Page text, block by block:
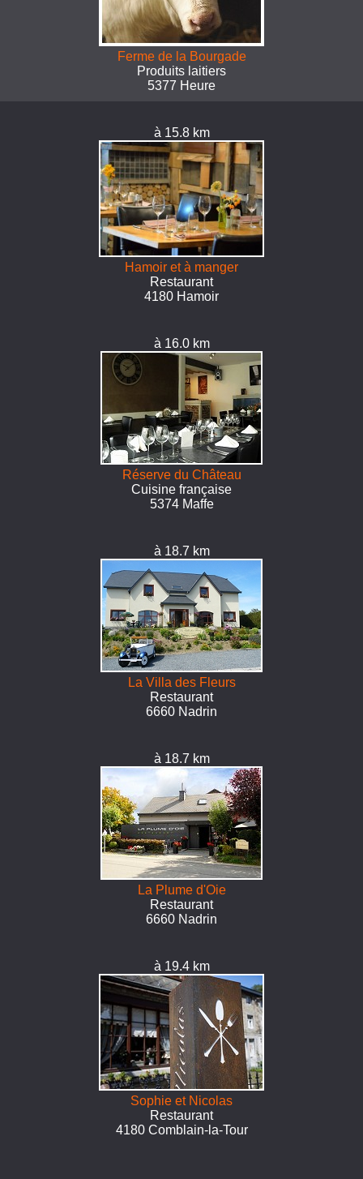
Ferme de la Bourgade
Produits laitiers
5377 Heure
à 15.8 km
Hamoir et à manger
Restaurant
4180 Hamoir
à 16.0 km
Réserve du Château
Cuisine française
5374 Maffe
à 18.7 km
La Villa des Fleurs
Restaurant
6660 Nadrin
à 18.7 km
La Plume d'Oie
Restaurant
6660 Nadrin
à 19.4 km
Sophie et Nicolas
Restaurant
4180 Comblain-la-Tour